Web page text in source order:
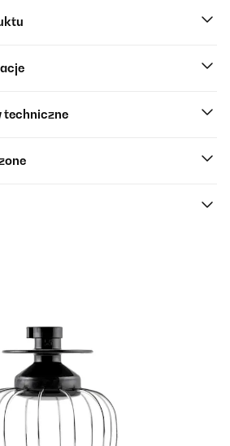
techniczne